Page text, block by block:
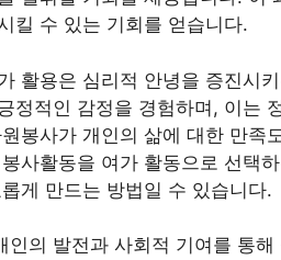
킬 수 있는 기회를 얻습니다.
활용은 심리적 안녕을 증진시
정적인 감정을 경험하며, 이는
봉사가 개인의 삶에 대한 만족
사활동을 여가 활동으로 선택
게 만드는 방법일 수 있습니다.
인의 발전과 사회적 기여를 통